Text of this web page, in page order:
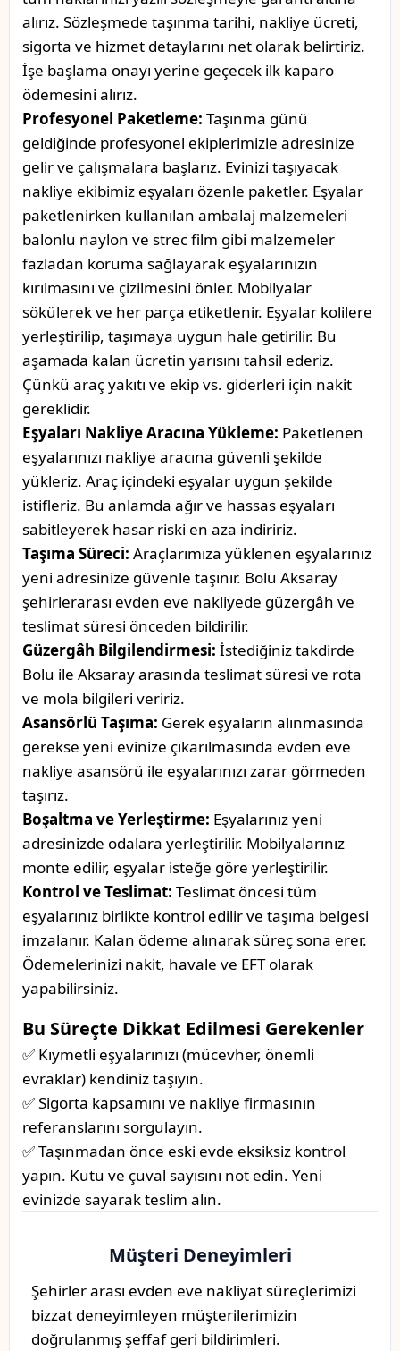
alırız. Sözleşmede taşınma tarihi, nakliye ücreti,
sigorta ve hizmet detaylarını net olarak belirtiriz.
İşe başlama onayı yerine geçecek ilk kaparo
ödemesini alırız.
Profesyonel Paketleme: Taşınma günü
geldiğinde profesyonel ekiplerimizle adresinize
gelir ve çalışmalara başlarız. Evinizi taşıyacak
nakliye ekibimiz eşyaları özenle paketler. Eşyalar
paketlenirken kullanılan ambalaj malzemeleri
balonlu naylon ve strec film gibi malzemeler
fazladan koruma sağlayarak eşyalarınızın
kırılmasını ve çizilmesini önler. Mobilyalar
sökülerek ve her parça etiketlenir. Eşyalar kolilere
yerleştirilip, taşımaya uygun hale getirilir. Bu
aşamada kalan ücretin yarısını tahsil ederiz.
Çünkü araç yakıtı ve ekip vs. giderleri için nakit
gereklidir.
Eşyaları Nakliye Aracına Yükleme: Paketlenen
eşyalarınızı nakliye aracına güvenli şekilde
yükleriz. Araç içindeki eşyalar uygun şekilde
istifleriz. Bu anlamda ağır ve hassas eşyaları
sabitleyerek hasar riski en aza indiririz.
Taşıma Süreci: Araçlarımıza yüklenen eşyalarınız
yeni adresinize güvenle taşınır. Bolu Aksaray
şehirlerarası evden eve nakliyede güzergâh ve
teslimat süresi önceden bildirilir.
Güzergâh Bilgilendirmesi: İstediğiniz takdirde
Bolu ile Aksaray arasında teslimat süresi ve rota
ve mola bilgileri veririz.
Asansörlü Taşıma: Gerek eşyaların alınmasında
gerekse yeni evinize çıkarılmasında evden eve
nakliye asansörü ile eşyalarınızı zarar görmeden
taşırız.
Boşaltma ve Yerleştirme: Eşyalarınız yeni
adresinizde odalara yerleştirilir. Mobilyalarınız
monte edilir, eşyalar isteğe göre yerleştirilir.
Kontrol ve Teslimat: Teslimat öncesi tüm
eşyalarınız birlikte kontrol edilir ve taşıma belgesi
imzalanır. Kalan ödeme alınarak süreç sona erer.
Ödemelerinizi nakit, havale ve EFT olarak
yapabilirsiniz.
Bu Süreçte Dikkat Edilmesi Gerekenler
✅ Kıymetli eşyalarınızı (mücevher, önemli
evraklar) kendiniz taşıyın.
✅ Sigorta kapsamını ve nakliye firmasının
referanslarını sorgulayın.
✅ Taşınmadan önce eski evde eksiksiz kontrol
yapın. Kutu ve çuval sayısını not edin. Yeni
evinizde sayarak teslim alın.
Müşteri Deneyimleri
Şehirler arası evden eve nakliyat süreçlerimizi
bizzat deneyimleyen müşterilerimizin
doğrulanmış şeffaf geri bildirimleri.